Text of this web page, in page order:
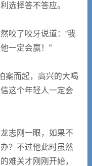
选择答不答应。
咬了咬牙说道：“我
一定会赢！”
案而起，高兴的大喝
这个年轻人一定会
志刚一眼，如果不
？不过他此时虽然
难关才刚刚开始，